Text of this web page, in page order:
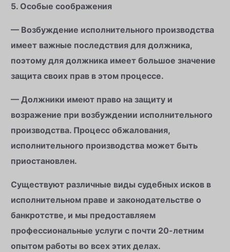
5. Особые соображения
— Возбуждение исполнительного производства
имеет важные последствия для должника,
поэтому для должника имеет большое значение
защита своих прав в этом процессе.
— Должники имеют право на защиту и
возражение при возбуждении исполнительного
производства. Процесс обжалования,
исполнительного производства может быть
приостановлен.
Существуют различные виды судебных исков в
исполнительном праве и законодательстве о
банкротстве, и мы предоставляем
профессиональные услуги с почти 20-летним
опытом работы во всех этих делах.